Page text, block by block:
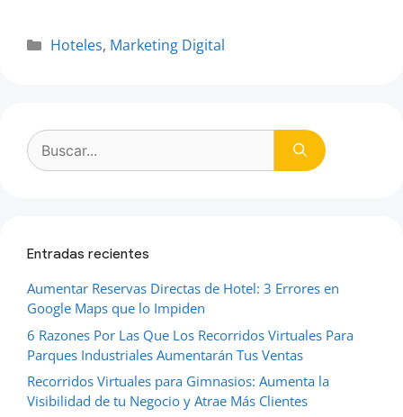
Categorías
Hoteles, Marketing Digital
Buscar:
Entradas recientes
Aumentar Reservas Directas de Hotel: 3 Errores en
Google Maps que lo Impiden
6 Razones Por Las Que Los Recorridos Virtuales Para
Parques Industriales Aumentarán Tus Ventas
Recorridos Virtuales para Gimnasios: Aumenta la
Visibilidad de tu Negocio y Atrae Más Clientes